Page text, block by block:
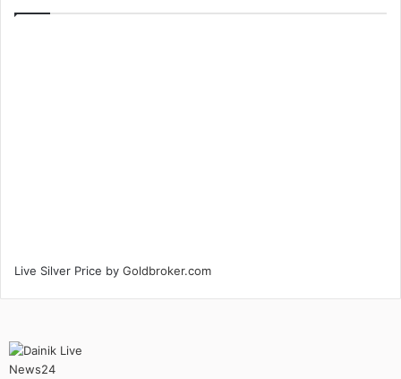
Live Silver Price by Goldbroker.com